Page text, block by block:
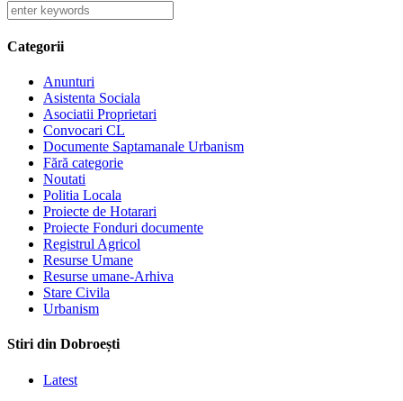
Categorii
Anunturi
Asistenta Sociala
Asociatii Proprietari
Convocari CL
Documente Saptamanale Urbanism
Fără categorie
Noutati
Politia Locala
Proiecte de Hotarari
Proiecte Fonduri documente
Registrul Agricol
Resurse Umane
Resurse umane-Arhiva
Stare Civila
Urbanism
Stiri din Dobroești
Latest